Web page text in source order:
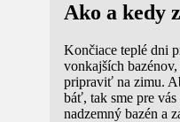
Ako a kedy
Končiace teplé dni
vonkajších
pripraviť na zimu.
báť, tak sme pre
nadzemný bazén a